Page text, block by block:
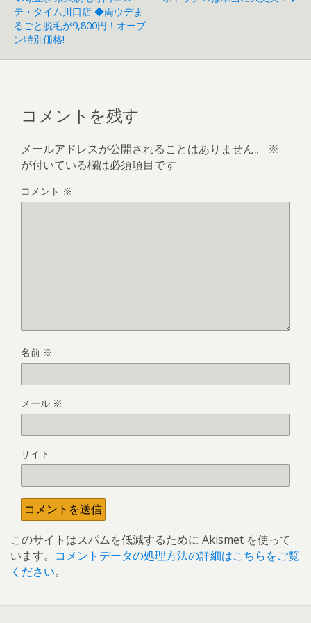
テ・タイム川口店 ◆両ウデま
るごと脱毛が9,800円！オープ
ン特別価格!
コメントを残す
メールアドレスが公開されることはありません。
※
が付いている欄は必須項目です
コメント ※
名前 ※
メール ※
サイト
このサイトはスパムを低減するために Akismet を使って
います。 コメントデータの処理方法の詳細はこちらをご覧
ください。